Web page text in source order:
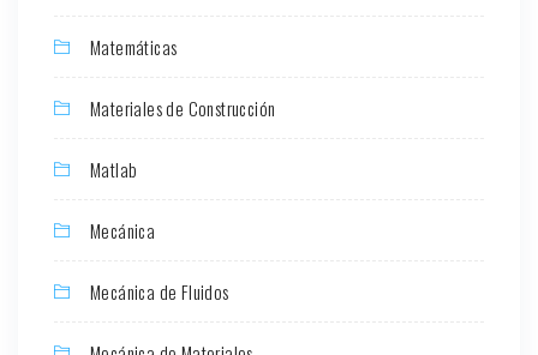
Matemáticas
Materiales de Construcción
Matlab
Mecánica
Mecánica de Fluidos